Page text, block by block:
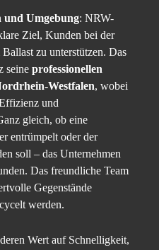
Umgebung: NRW-
Ziel, Kunden bei der
zu unterstützen. Das
seine professionellen
Westfalen, wobei
und
gleich, ob eine
entrümpelt oder der
soll – das Unternehmen
Das freundliche Team
Gegenstände
werden.
Wert auf Schnelligkeit,